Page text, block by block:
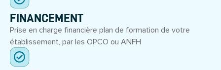
FINANCEMENT
Prise en charge financière plan de formation de votre
établissement, par les OPCO ou ANFH